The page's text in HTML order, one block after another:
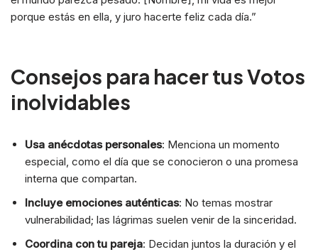
porque estás en ella, y juro hacerte feliz cada día.”
Consejos para hacer tus Votos
inolvidables
Usa anécdotas personales: Menciona un momento
especial, como el día que se conocieron o una promesa
interna que compartan.
Incluye emociones auténticas: No temas mostrar
vulnerabilidad; las lágrimas suelen venir de la sinceridad.
Coordina con tu pareja: Decidan juntos la duración y el